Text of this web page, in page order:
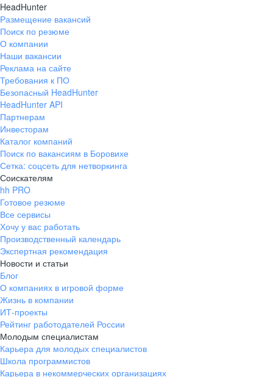
HeadHunter
Размещение вакансий
Поиск по резюме
О компании
Наши вакансии
Реклама на сайте
Требования к ПО
Безопасный HeadHunter
HeadHunter API
Партнерам
Инвесторам
Каталог компаний
Поиск по вакансиям в Боровихе
Сетка: соцсеть для нетворкинга
Соискателям
hh PRO
Готовое резюме
Все сервисы
Хочу у вас работать
Производственный календарь
Экспертная рекомендация
Новости и статьи
Блог
О компаниях в игровой форме
Жизнь в компании
ИТ-проекты
Рейтинг работодателей России
Молодым специалистам
Карьера для молодых специалистов
Школа программистов
Карьера в некоммерческих организациях